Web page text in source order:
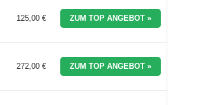
125,00 € ZUM TOP ANGEBOT »
272,00 € ZUM TOP ANGEBOT »